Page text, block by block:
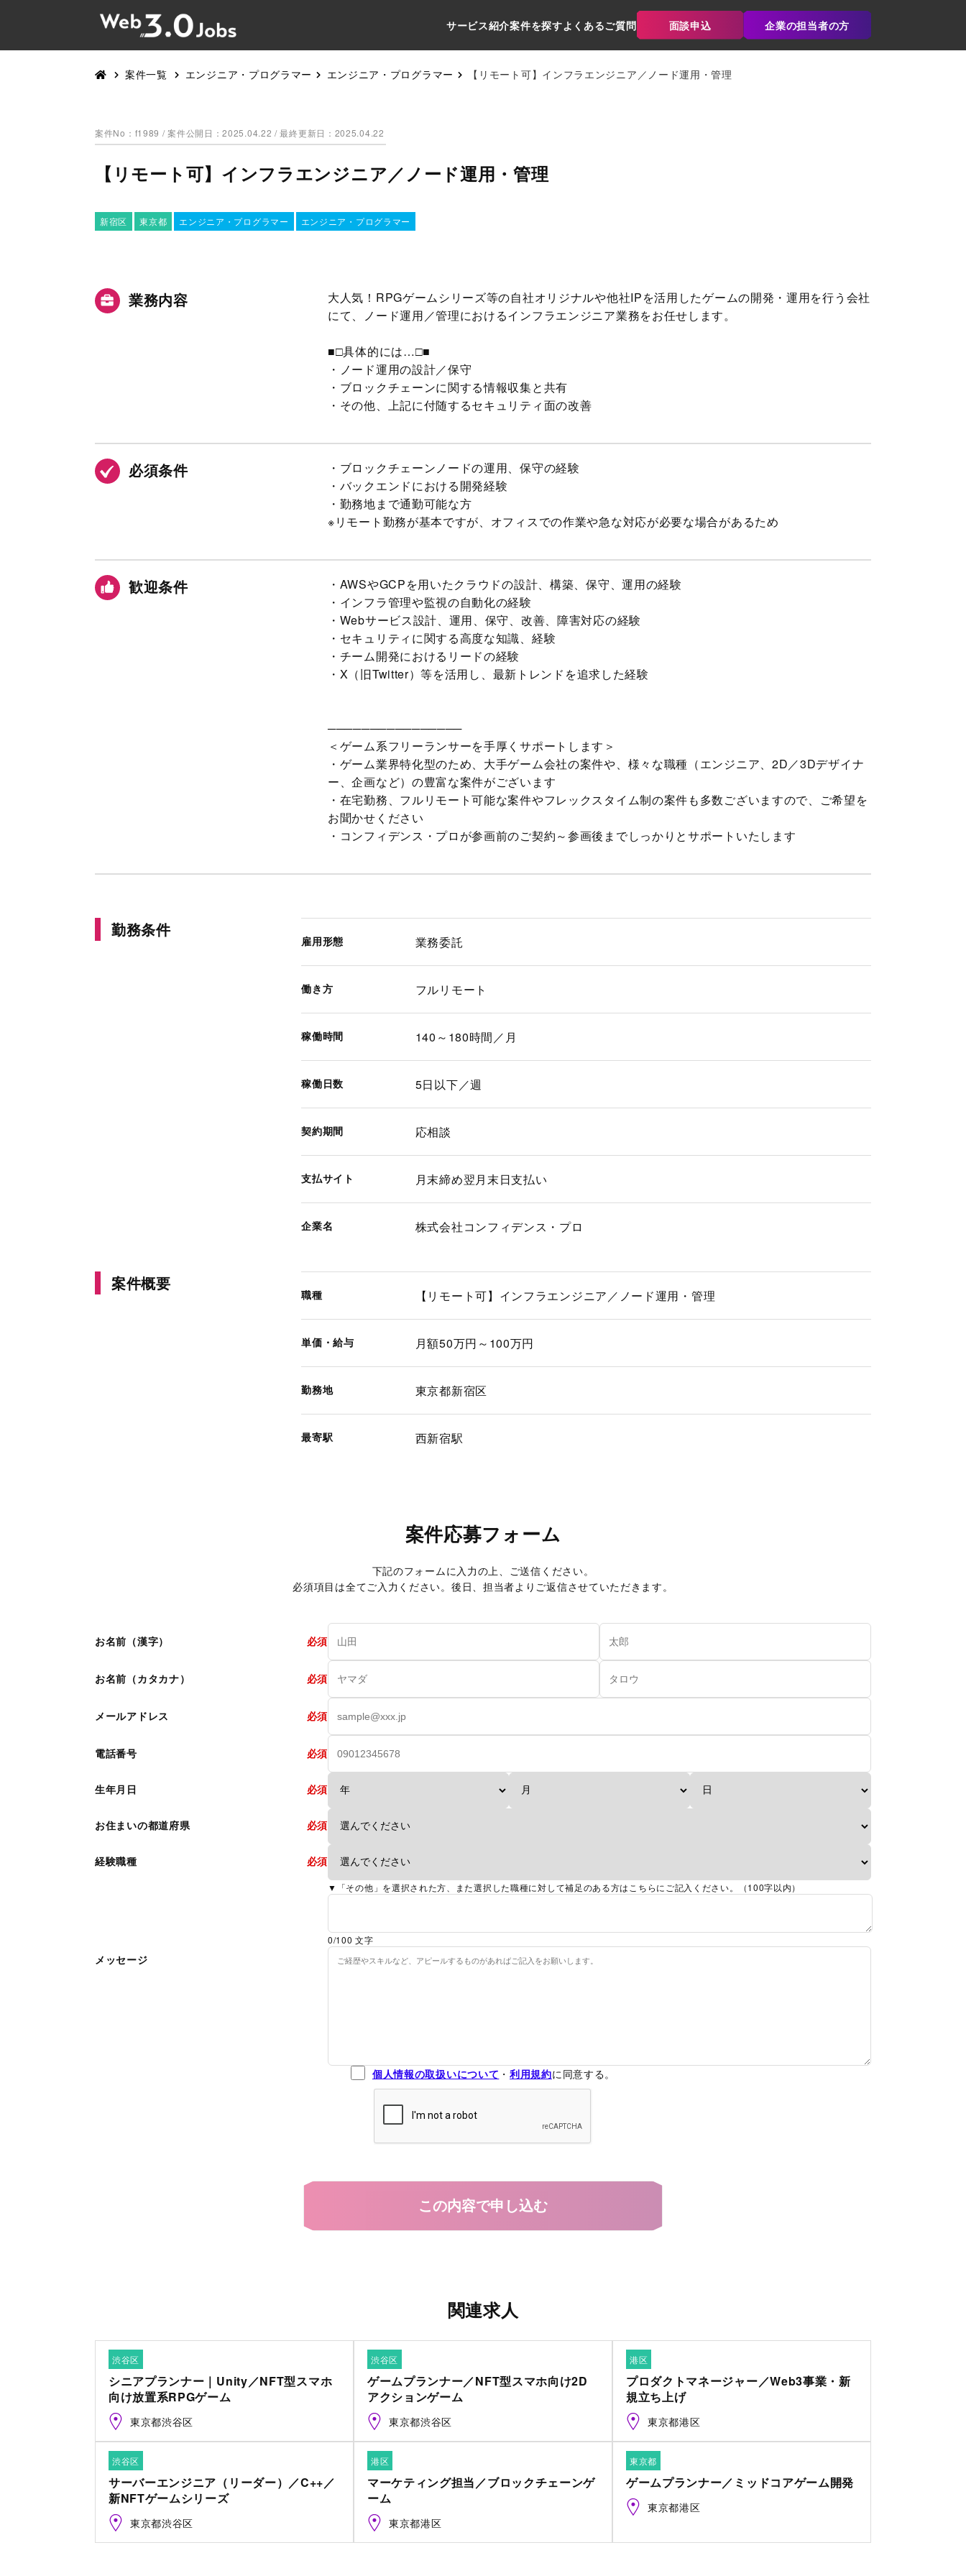
サービス紹介案件を探すよくあるご質問 面談申込 企業の担当者の方
案件一覧 エンジニア・プログラマー エンジニア・プログラマー 【リモート可】インフラエンジニア／ノード運用・管理
案件No：f1989 /案件公開日：2025.04.22 / 最終更新日：2025.04.22
【リモート可】インフラエンジニア／ノード運用・管理
新宿区 東京都 エンジニア・プログラマー エンジニア・プログラマー
業務内容
大人気！RPGゲームシリーズ等の自社オリジナルや他社IPを活用したゲームの開発・運用を行う会社
にて、ノード運用／管理におけるインフラエンジニア業務をお任せします。
■□具体的には…□■
・ノード運用の設計／保守
・ブロックチェーンに関する情報収集と共有
・その他、上記に付随するセキュリティ面の改善
必須条件
・ブロックチェーンノードの運用、保守の経験
・バックエンドにおける開発経験
・勤務地まで通勤可能な方
※リモート勤務が基本ですが、オフィスでの作業や急な対応が必要な場合があるため
歓迎条件
・AWSやGCPを用いたクラウドの設計、構築、保守、運用の経験
・インフラ管理や監視の自動化の経験
・Webサービス設計、運用、保守、改善、障害対応の経験
・セキュリティに関する高度な知識、経験
・チーム開発におけるリードの経験
・X（旧Twitter）等を活用し、最新トレンドを追求した経験
────────────────
＜ゲーム系フリーランサーを手厚くサポートします＞
・ゲーム業界特化型のため、大手ゲーム会社の案件や、様々な職種（エンジニア、2D／3Dデザイナ
ー、企画など）の豊富な案件がございます
・在宅勤務、フルリモート可能な案件やフレックスタイム制の案件も多数ございますので、ご希望を
お聞かせください
・コンフィデンス・プロが参画前のご契約～参画後までしっかりとサポートいたします
勤務条件
雇用形態 業務委託
働き方 フルリモート
稼働時間 140～180時間／月
稼働日数 5日以下／週
契約期間 応相談
支払サイト 月末締め翌月末日支払い
企業名 株式会社コンフィデンス・プロ
案件概要
職種 【リモート可】インフラエンジニア／ノード運用・管理
単価・給与 月額50万円～100万円
勤務地 東京都新宿区
最寄駅 西新宿駅
案件応募フォーム
下記のフォームに入力の上、ご送信ください。
必須項目は全てご入力ください。後日、担当者よりご返信させていただきます。
お名前（漢字） 必須
お名前（カタカナ） 必須
メールアドレス 必須
電話番号 必須
生年月日 必須
お住まいの都道府県 必須
経験職種 必須
▼「その他」を選択された方、また選択した職種に対して補足のある方はこちらにご記入ください。（100字以内）
0/100 文字
メッセージ
個人情報の取扱いについて ・利用規約に同意する。
関連求人
渋谷区
シニアプランナー｜Unity／NFT型スマホ
向け放置系RPGゲーム
東京都渋谷区
渋谷区
ゲームプランナー／NFT型スマホ向け2D
アクションゲーム
東京都渋谷区
港区
プロダクトマネージャー／Web3事業・新
規立ち上げ
東京都港区
渋谷区
サーバーエンジニア（リーダー）／C++／
新NFTゲームシリーズ
東京都渋谷区
港区
マーケティング担当／ブロックチェーンゲ
ーム
東京都港区
東京都
ゲームプランナー／ミッドコアゲーム開発
東京都港区